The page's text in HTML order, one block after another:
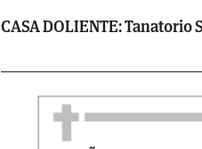
CASA DOLIENTE: Tanatorio